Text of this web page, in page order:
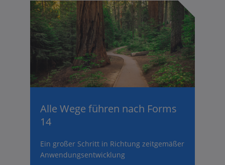
Alle Wege führen nach Forms
14
Ein großer Schritt in Richtung zeitgemäßer
Anwendungsentwicklung